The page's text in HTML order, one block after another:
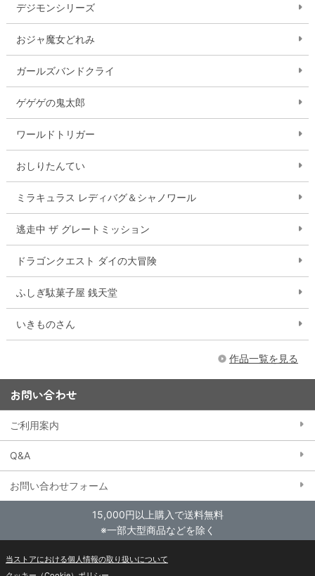
デジモンシリーズ
おジャ魔女どれみ
ガールズバンドクライ
ゲゲゲの鬼太郎
ワールドトリガー
おしりたんてい
ミラキュラス レディバグ＆シャノワール
逃走中 ザ グレートミッション
ドラゴンクエスト ダイの大冒険
ふしぎ駄菓子屋 銭天堂
いきものさん
作品一覧を見る
お問い合わせ
ご利用案内
Q&A
お問い合わせフォーム
15,000円以上購入で送料無料
※一部大型商品などを除く
当ストアにおける個人情報の取り扱いについて